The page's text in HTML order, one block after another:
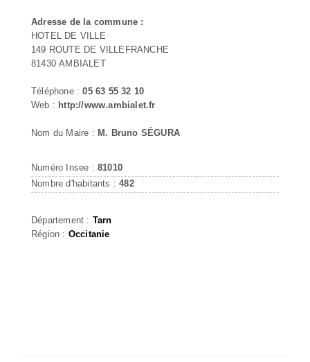
Adresse de la commune :
HOTEL DE VILLE
149 ROUTE DE VILLEFRANCHE
81430 AMBIALET
Téléphone :05 63 55 32 10
Web : http://www.ambialet.fr
Nom du Maire : M. Bruno SÉGURA
Numéro Insee : 81010
Nombre d'habitants :482
Département : Tarn
Région : Occitanie